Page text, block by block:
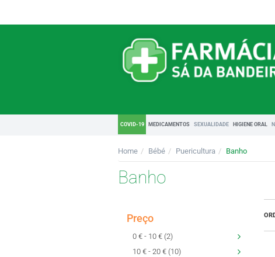
COVID-19 MEDICAMENTOS SEXUALIDADE HIGIENE ORAL
Home Bébé Puericultura Banho
Banho
Preço
0 € - 10 € (2)
10 € - 20 € (10)